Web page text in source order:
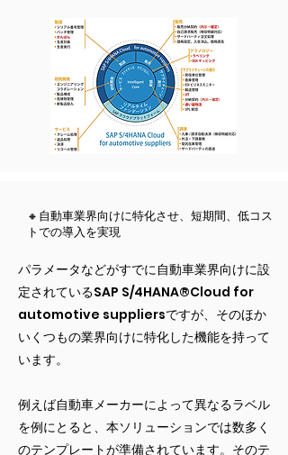
🔸自動車業界向けに特化させ、短期間、低コス
トでの導入を実現
パラメータなどがすでに自動車業界向けに設
定されているSAP S/4HANA®Cloud for
automotive suppliersですが、そのほか
いくつもの業界向けに特化した機能を持って
います。
例えば自動車メーカーによって異なるラベル
を例にとると、本ソリューションでは数多く
のテンプレートが準備されています。そのテ